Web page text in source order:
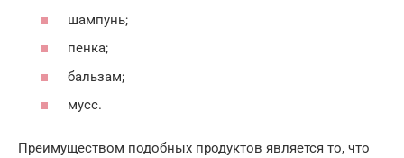
шампунь;
пенка;
бальзам;
мусс.
Преимуществом подобных продуктов является то, что